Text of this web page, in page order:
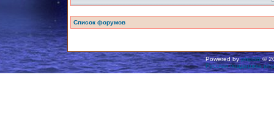
Список форумов
Powered byphpBB©
Русская поддержка